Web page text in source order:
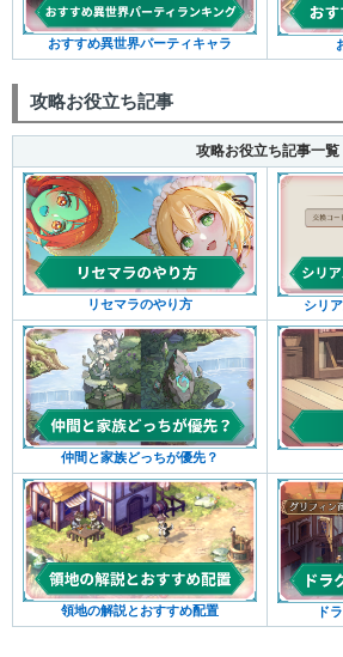
おすすめ異世界パーティキャラ
攻略お役立ち記事
攻略お役立ち記事一覧
リセマラのやり方 シリ
仲間と家族どっちが優先？
領地の解説とおすすめ配置 ド